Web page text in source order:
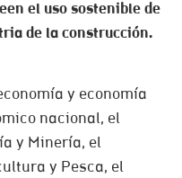
el uso sostenible de
de la construcción.
y economía
nacional, el
y Minería, el
y Pesca, el